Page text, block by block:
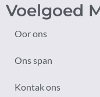
Voelgoed
Oor ons
Ons span
Kontak ons